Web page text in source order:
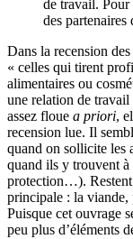
de travail. Pour
des partenaires
Dans la recension
« celles qui tirent
alimentaires ou
une relation de
assez floue a priori,
recension lue. Il
quand on sollicite les
quand ils y trouvent
protection…). Restent
principale : la
Puisque cet ouvrage
peu plus d’éléments